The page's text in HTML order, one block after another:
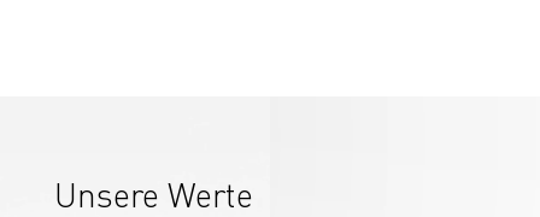
Unsere Werte